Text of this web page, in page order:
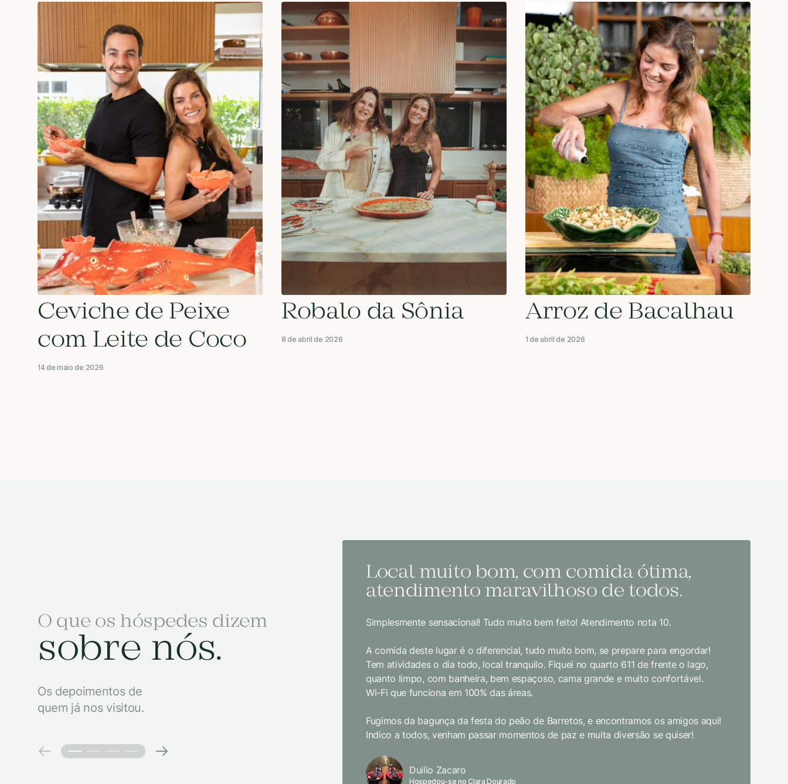
Ceviche de Peixe
com Leite de Coco
14 de maio de 2026
Robalo da Sônia
8 de abril de 2026
Arroz de Bacalhau
1 de abril de 2026
O que os hóspedes dizem
sobre nós.
Os depoimentos de
quem já nos visitou.
Local muito bom, com comida ótima,
atendimento maravilhoso de todos.
Simplesmente sensacional! Tudo muito bem feito! Atendimento nota 10.
A comida deste lugar é o diferencial, tudo muito bom, se prepare para engordar!
Tem atividades o dia todo, local tranquilo. Fiquei no quarto 611 de frente o lago,
quanto limpo, com banheira, bem espaçoso, cama grande e muito confortável.
Wi-Fi que funciona em 100% das áreas.
Fugimos da bagunça da festa do peão de Barretos, e encontramos os amigos aqui!
Indico a todos, venham passar momentos de paz e muita diversão se quiser!
Duilio Zacaro
Hospedou-se no Clara Dourado